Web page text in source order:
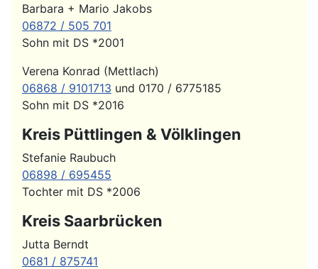
Barbara + Mario Jakobs
06872 / 505 701
Sohn mit DS *2001
Verena Konrad (Mettlach)
06868 / 9101713 und 0170 / 6775185
Sohn mit DS *2016
Kreis Püttlingen & Völklingen
Stefanie Raubuch
06898 / 695455
Tochter mit DS *2006
Kreis Saarbrücken
Jutta Berndt
0681 / 875741